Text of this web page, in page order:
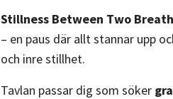
Stillness Between Two
– en paus där allt stannar upp
och inre stillhet.
Tavlan passar dig som söker